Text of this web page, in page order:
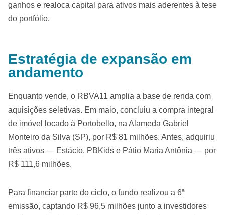
ganhos e realoca capital para ativos mais aderentes à tese
do portfólio.
Estratégia de expansão em
andamento
Enquanto vende, o RBVA11 amplia a base de renda com
aquisições seletivas. Em maio, concluiu a compra integral
de imóvel locado à Portobello, na Alameda Gabriel
Monteiro da Silva (SP), por R$ 81 milhões. Antes, adquiriu
três ativos — Estácio, PBKids e Pátio Maria Antônia — por
R$ 111,6 milhões.
Para financiar parte do ciclo, o fundo realizou a 6ª
emissão, captando R$ 96,5 milhões junto a investidores